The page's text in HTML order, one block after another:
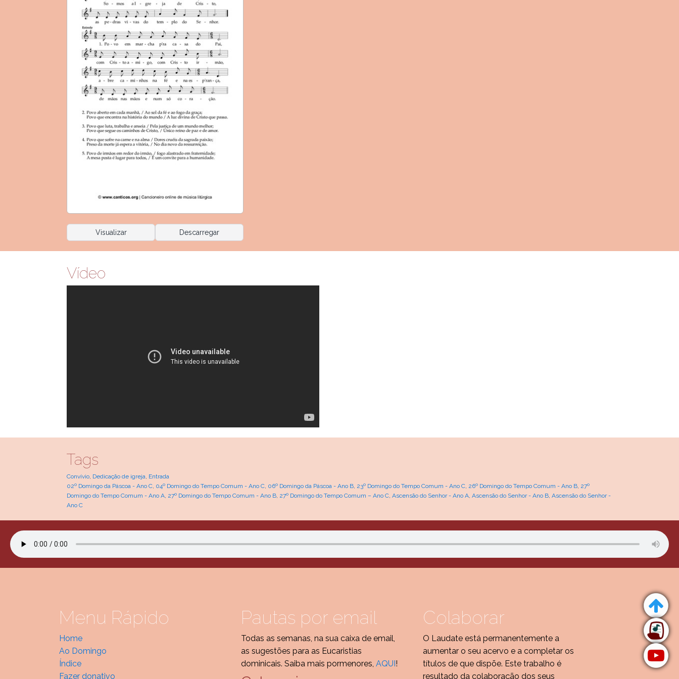
Visualizar Descarregar
Vídeo
Tags
Convívio, Dedicação de igreja, Entrada
02º Domingo da Páscoa - Ano C, 04º Domingo do Tempo Comum - Ano C, 06º Domingo da Páscoa - Ano B, 23º Domingo do Tempo Comum - Ano C, 26º Domingo do Tempo Comum - Ano B, 27º
Domingo do Tempo Comum - Ano A, 27º Domingo do Tempo Comum - Ano B, 27º Domingo do Tempo Comum – Ano C, Ascensão do Senhor - Ano A, Ascensão do Senhor - Ano B, Ascensão do Senhor -
Ano C
Menu Rápido
Home
Ao Domingo
Índice
Fazer donativo
Pautas por email
Todas as semanas, na sua caixa de email,
as sugestões para as Eucaristias
dominicais. Saiba mais pormenores, AQUI !
Colaborar
O Laudate está permanentemente a
aumentar o seu acervo e a completar os
títulos de que dispõe. Este trabalho é
resultado da colaboração dos seus